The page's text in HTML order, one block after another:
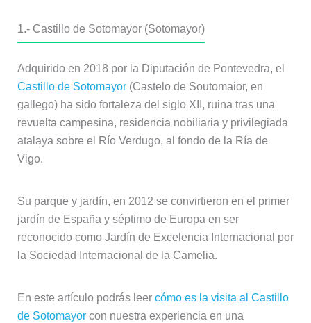
1.- Castillo de Sotomayor (Sotomayor)
Adquirido en 2018 por la Diputación de Pontevedra, el
Castillo de Sotomayor(Castelo de Soutomaior, en
gallego) ha sido fortaleza del siglo XII, ruina tras una
revuelta campesina, residencia nobiliaria y privilegiada
atalaya sobre el Río Verdugo, al fondo de la Ría de
Vigo.
Su parque y jardín, en 2012 se convirtieron en el primer
jardín de España y séptimo de Europa en ser
reconocido como Jardín de Excelencia Internacional por
la Sociedad Internacional de la Camelia.
En este artículo podrás leer cómo es la visita al Castillo
de Sotomayorcon nuestra experiencia en una